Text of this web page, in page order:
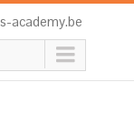
academy.be